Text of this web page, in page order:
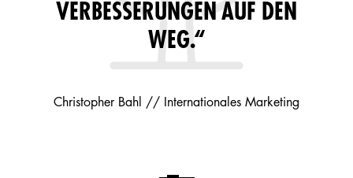
Dennis Wittemann // Leitung Qualitäts-